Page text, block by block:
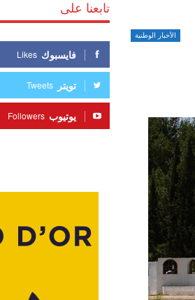
الأخبار الوطنية
تابعنا على
فايسبوك Likes
تويتر Tweets
يوتيوب Followers